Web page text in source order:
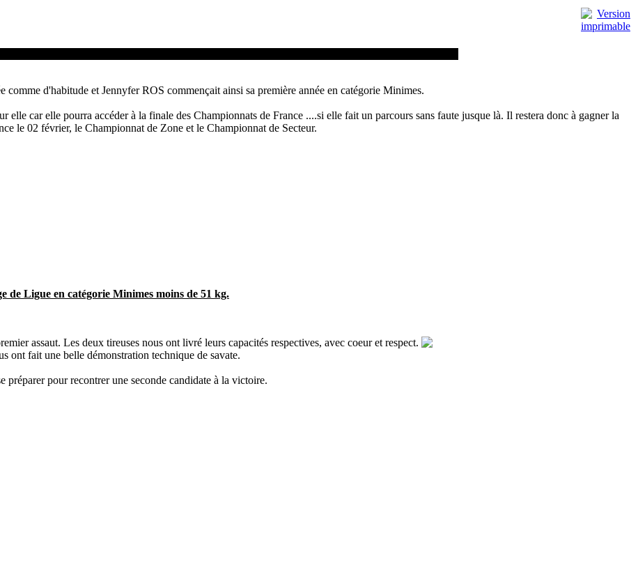
comme d'habitude et Jennyfer ROS commençait ainsi sa première année en catégorie Minimes.
elle car elle pourra accéder à la finale des Championnats de France ....si elle fait un parcours sans faute jusque là. Il restera donc à gagner la
le 02 février, le Championnat de Zone et le Championnat de Secteur.
de Ligue en catégorie Minimes moins de 51 kg.
assaut. Les deux tireuses nous ont livré leurs capacités respectives, avec coeur et respect.
ont fait une belle démonstration technique de savate.
pour recontrer une seconde candidate à la victoire.